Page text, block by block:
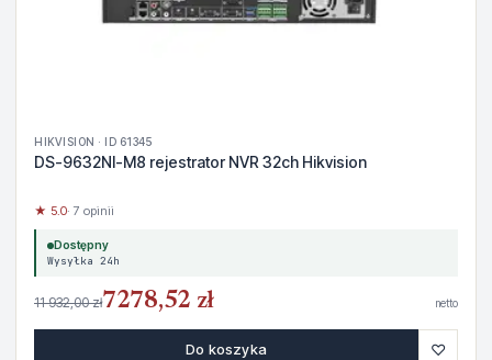
HIKVISION · ID 61345
DS-9632NI-M8 rejestrator NVR 32ch Hikvision
★ 5.0· 7 opinii
Dostępny
Wysyłka 24h
11 932,00 zł7278,52 zł netto
Do koszyka ♡